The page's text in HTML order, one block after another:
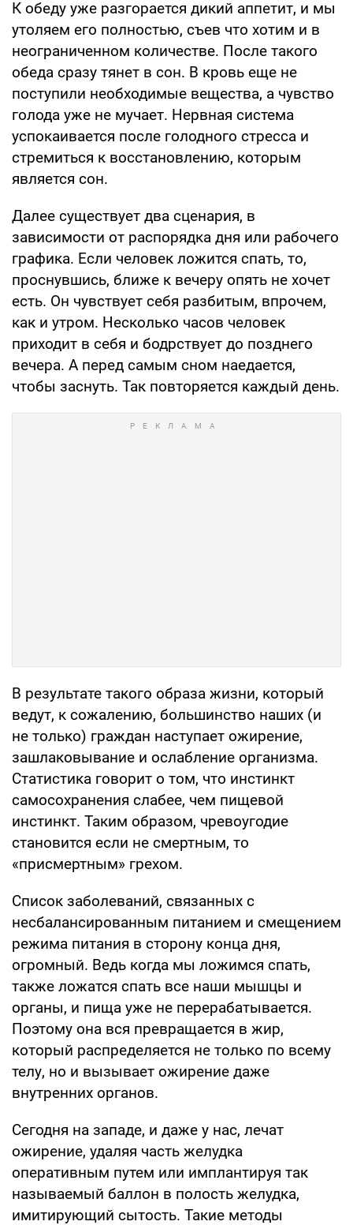
К обеду уже разгорается дикий аппетит, и мы
утоляем его полностью, съев что хотим и в
неограниченном количестве. После такого
обеда сразу тянет в сон. В кровь еще не
поступили необходимые вещества, а чувство
голода уже не мучает. Нервная система
успокаивается после голодного стресса и
стремиться к восстановлению, которым
является сон.
Далее существует два сценария, в
зависимости от распорядка дня или рабочего
графика. Если человек ложится спать, то,
проснувшись, ближе к вечеру опять не хочет
есть. Он чувствует себя разбитым, впрочем,
как и утром. Несколько часов человек
приходит в себя и бодрствует до позднего
вечера. А перед самым сном наедается,
чтобы заснуть. Так повторяется каждый день.
В результате такого образа жизни, который
ведут, к сожалению, большинство наших (и
не только) граждан наступает ожирение,
зашлаковывание и ослабление организма.
Статистика говорит о том, что инстинкт
самосохранения слабее, чем пищевой
инстинкт. Таким образом, чревоугодие
становится если не смертным, то
«присмертным» грехом.
Список заболеваний, связанных с
несбалансированным питанием и смещением
режима питания в сторону конца дня,
огромный. Ведь когда мы ложимся спать,
также ложатся спать все наши мышцы и
органы, и пища уже не перерабатывается.
Поэтому она вся превращается в жир,
который распределяется не только по всему
телу, но и вызывает ожирение даже
внутренних органов.
Сегодня на западе, и даже у нас, лечат
ожирение, удаляя часть желудка
оперативным путем или имплантируя так
называемый баллон в полость желудка,
имитирующий сытость. Такие методы